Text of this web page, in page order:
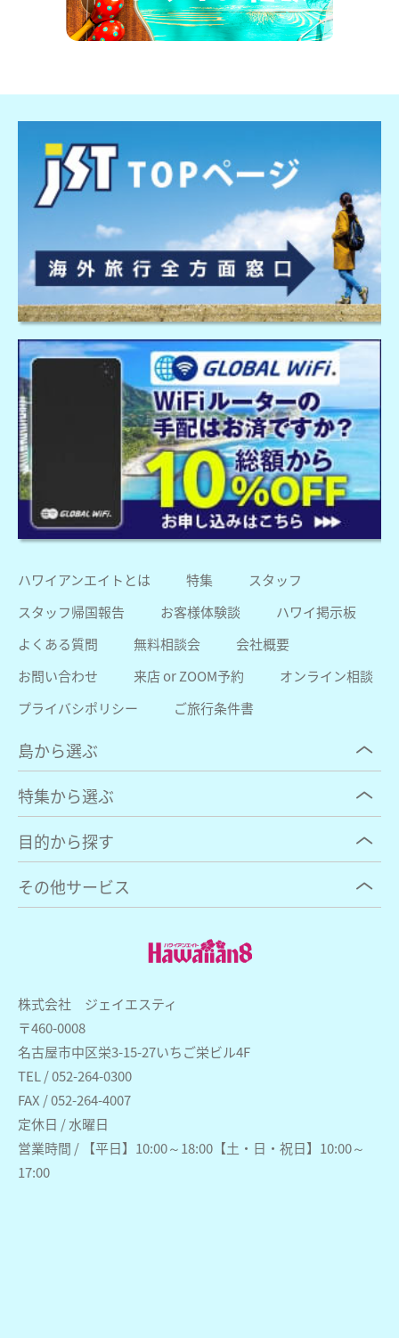
株式会社 ジェイエスティ
〒460-0008
名古屋市中区栄3-15-27いちご栄ビル4F
TEL / 052-264-0300
FAX / 052-264-4007
定休日 / 水曜日
営業時間 / 【平日】10:00～18:00【土・日・祝日】10:00～
17:00
ハワイアンエイトとは 特集
スタッフ
スタッフ帰国報告
お客様体験談
ハワイ掲示板
よくある質問
無料相談会
会社概要
お問い合わせ
来店 or ZOOM予約
オンライン相談
プライバシポリシー
ご旅行条件書
島から選ぶ
特集から選ぶ
目的から探す
その他サービス